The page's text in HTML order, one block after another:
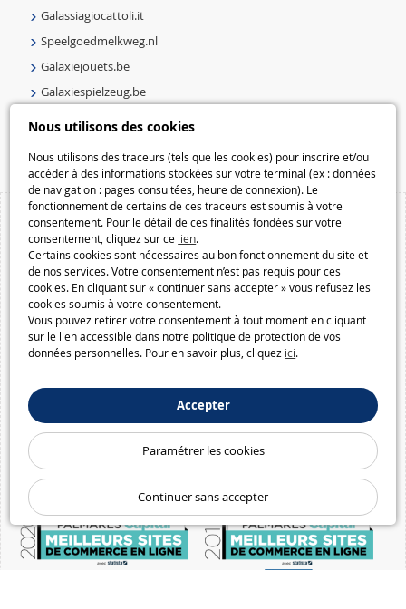
Nous utilisons des cookies
Nous utilisons des traceurs (tels que les cookies) pour inscrire et/ou
accéder à des informations stockées sur votre terminal (ex : données
de navigation : pages consultées, heure de connexion). Le
fonctionnement de certains de ces traceurs est soumis à votre
consentement. Pour le détail de ces finalités fondées sur votre
consentement, cliquez sur ce lien.
Certains cookies sont nécessaires au bon fonctionnement du site et
de nos services. Votre consentement n’est pas requis pour ces
cookies. En cliquant sur « continuer sans accepter » vous refusez les
cookies soumis à votre consentement.
Vous pouvez retirer votre consentement à tout moment en cliquant
sur le lien accessible dans notre politique de protection de vos
données personnelles. Pour en savoir plus, cliquez ici.
Accepter
Paramétrer les cookies
Continuer sans accepter
Galassiagiocattoli.it
Speelgoedmelkweg.nl
Galaxiejouets.be
Galaxiespielzeug.be